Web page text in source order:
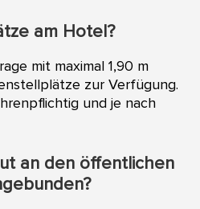
am Hotel?
mit maximal 1,90 m
zur Verfügung.
und je nach
an den öffentlichen